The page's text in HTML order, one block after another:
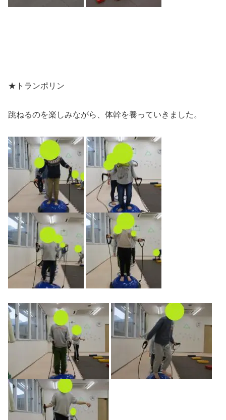
★トランポリン
跳ねるのを楽しみながら、体幹を養っていきました。